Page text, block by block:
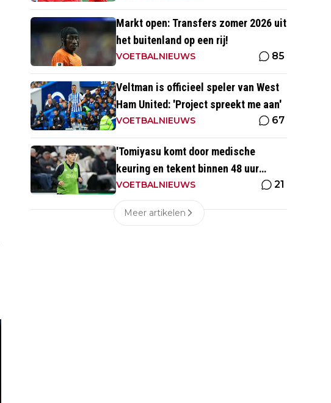
Markt open: Transfers zomer 2026 uit
het buitenland op een rij!
VOETBALNIEUWS 85
Veltman is officieel speler van West
Ham United: 'Project spreekt me aan'
VOETBALNIEUWS 67
'Tomiyasu komt door medische
keuring en tekent binnen 48 uur
contract bij nieuwe club'
VOETBALNIEUWS 21
Meer artikelen